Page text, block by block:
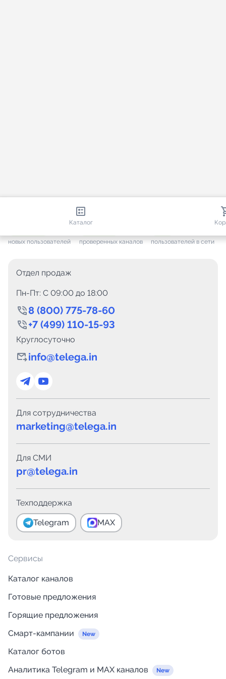
Каталог
новых пользователей
35 827
проверенных каналов пользователей в сети
Сервисы
Каталог каналов
Готовые предложения
Горящие предложения
Смарт-кампании
Каталог ботов
Аналитика Telegram и MAX каналов
Отдел продаж
Пн-Пт: C 09:00 до 18:00
8 (800) 775-78-60
+7 (499) 110-15-93
Круглосуточно
info@telega.in
Для сотрудничества
marketing@telega.in
Для СМИ
pr@telega.in
Техподдержка
Telegram MAX